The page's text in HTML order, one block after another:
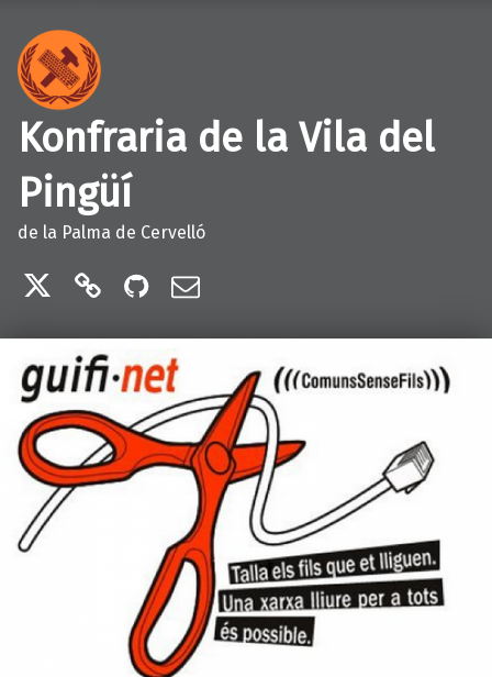
Konfraria de la Vila del
Pingüí
de la Palma de Cervelló